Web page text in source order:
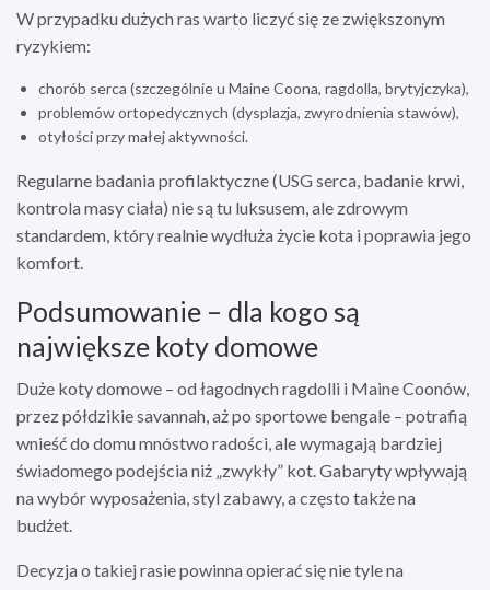
W przypadku dużych ras warto liczyć się ze zwiększonym
ryzykiem:
chorób serca (szczególnie u Maine Coona, ragdolla, brytyjczyka),
problemów ortopedycznych (dysplazja, zwyrodnienia stawów),
otyłości przy małej aktywności.
Regularne badania profilaktyczne (USG serca, badanie krwi,
kontrola masy ciała) nie są tu luksusem, ale zdrowym
standardem, który realnie wydłuża życie kota i poprawia jego
komfort.
Podsumowanie – dla kogo są
największe koty domowe
Duże koty domowe – od łagodnych ragdolli i Maine Coonów,
przez półdzikie savannah, aż po sportowe bengale – potrafią
wnieść do domu mnóstwo radości, ale wymagają bardziej
świadomego podejścia niż „zwykły” kot. Gabaryty wpływają
na wybór wyposażenia, styl zabawy, a często także na
budżet.
Decyzja o takiej rasie powinna opierać się nie tyle na